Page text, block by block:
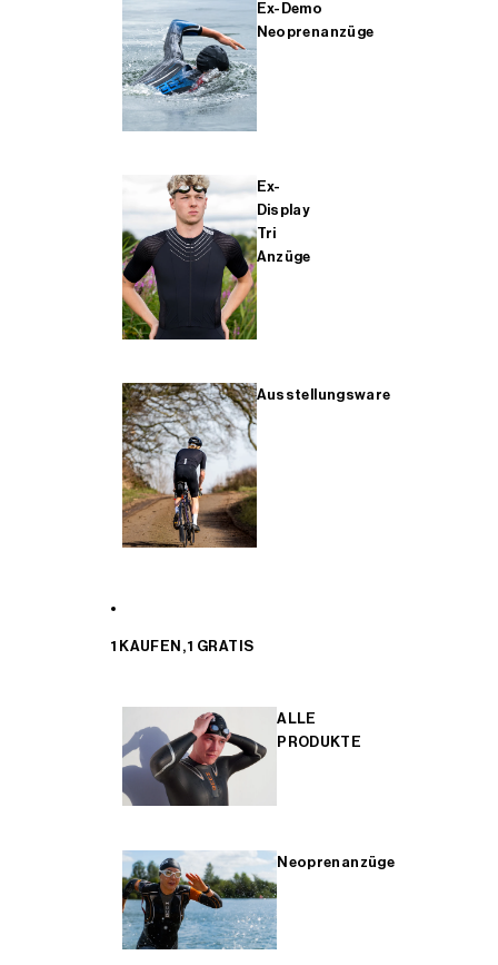
Ex-Demo
Neoprenanzüge
Ex-
Display
Tri
Anzüge
Ausstellungsware
1 KAUFEN, 1 GRATIS
ALLE
PRODUKTE
Neoprenanzüge